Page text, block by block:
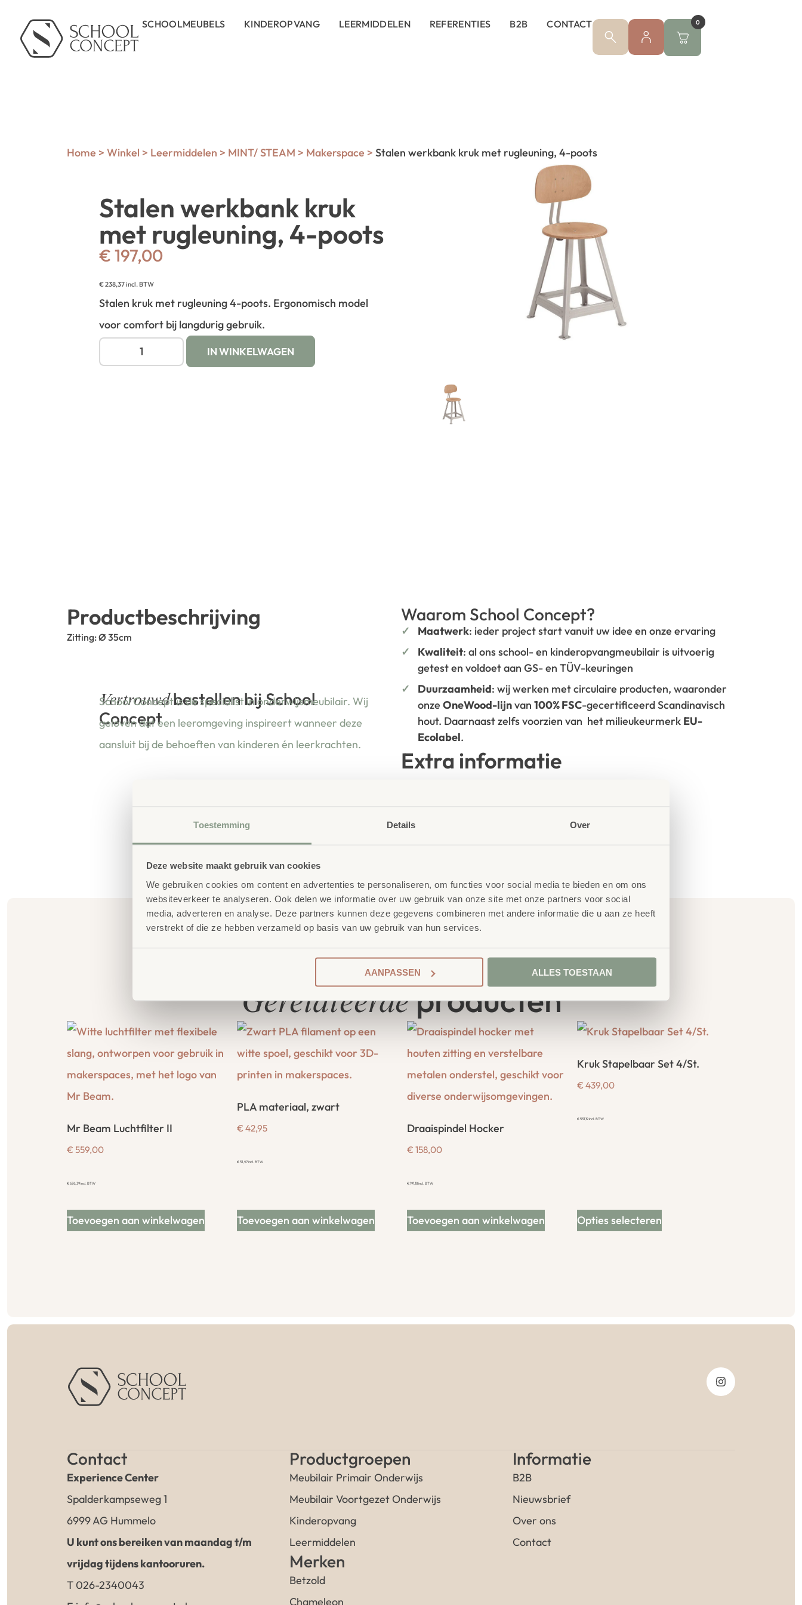
Toestemming Details Over
Deze website maakt gebruik van cookies
We gebruiken cookies om content en advertenties te personaliseren, om functies voor social media te bieden en om ons
websiteverkeer te analyseren. Ook delen we informatie over uw gebruik van onze site met onze partners voor social
media, adverteren en analyse. Deze partners kunnen deze gegevens combineren met andere informatie die u aan ze heeft
verstrekt of die ze hebben verzameld op basis van uw gebruik van hun services.
AANPASSEN ALLES TOESTAAN
SCHOOLMEUBELS KINDEROPVANG LEERMIDDELEN REFERENTIES B2B CONTACT 0
Home > Winkel > Leermiddelen > MINT/ STEAM > Makerspace > Stalen werkbank kruk met rugleuning, 4-poots
Stalen werkbank kruk
met rugleuning, 4-poots
€ 197,00
€238,37incl. BTW
Stalen kruk met rugleuning 4-poots. Ergonomisch model
voor comfort bij langdurig gebruik.
IN WINKELWAGEN
Productbeschrijving
Zitting: Ø 35cm
Vertrouwdbestellen bij School
Concept
School Concept is de specialist in onderwijsmeubilair. Wij
geloven dat een leeromgeving inspireert wanneer deze
aansluit bij de behoeften van kinderen én leerkrachten.
Waarom School Concept?
Maatwerk: ieder project start vanuit uw idee en onze ervaring
Kwaliteit: al ons school- en kinderopvangmeubilair is uitvoerig
getest en voldoet aan GS- en TÜV-keuringen
Duurzaamheid: wij werken met circulaire producten, waaronder
onze OneWood-lijnvan 100% FSC-gecertificeerd Scandinavisch
hout. Daarnaast zelfs voorzien van het milieukeurmerk EU-
Ecolabel.
Extra informatie
Gerelateerdeproducten
Mr Beam Luchtfilter II
€ 559,00
€676,39incl. BTW
Toevoegen aan winkelwagen
PLA materiaal, zwart
€ 42,95
€51,97incl. BTW
Toevoegen aan winkelwagen
Draaispindel Hocker
€ 158,00
€191,18incl. BTW
Toevoegen aan winkelwagen
Kruk Stapelbaar Set 4/St.
€ 439,00
€531,19incl. BTW
Opties selecteren
Contact
Experience Center
Spalderkampseweg 1
6999 AG Hummelo
U kunt ons bereiken van maandag t/m
vrijdag tijdens kantooruren.
T 026-2340043
Productgroepen
Meubilair Primair Onderwijs
Meubilair Voortgezet Onderwijs
Kinderopvang
Leermiddelen
Merken
Betzold
Chameleon
Informatie
B2B
Nieuwsbrief
Over ons
Contact